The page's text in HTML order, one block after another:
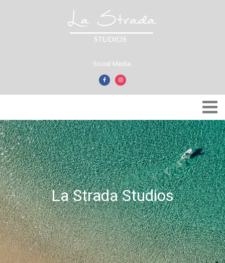
Social Media:
La Strada Studios